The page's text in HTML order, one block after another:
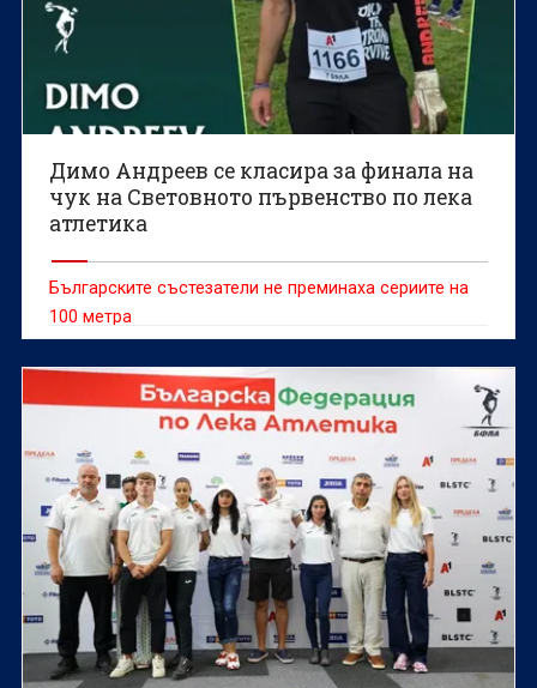
Димо Андреев се класира за финала на
чук на Световното първенство по лека
атлетика
Българските състезатели не преминаха сериите на
100 метра